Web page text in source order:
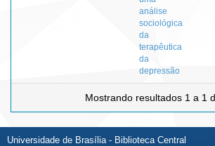
análise
sociológica
da
terapêutica
da
depressão
Mostrando resultados 1 a 1
Universidade de Brasília - Biblioteca Central